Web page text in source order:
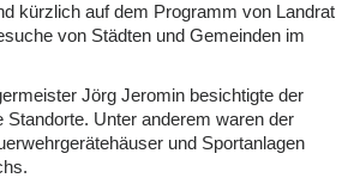
kürzlich auf dem Programm von Landrat
von Städten und Gemeinden im
Jörg Jeromin besichtigte der
Standorte. Unter anderem waren der
und Sportanlagen